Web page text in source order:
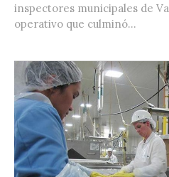
inspectores municipales de
operativo que culminó...